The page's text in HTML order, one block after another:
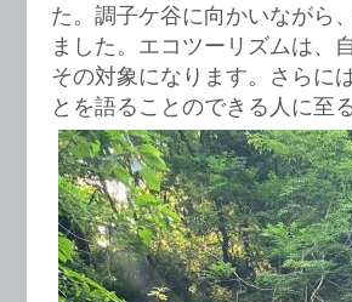
た。調子ケ谷に向かいながら
ました。エコツーリズムは、
その対象になります。さらに
とを語ることのできる人に至